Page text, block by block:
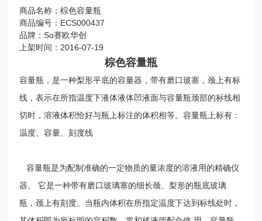
商品名称：棕色容量瓶
商品编号：ECS000437
品牌：So赛欧华创
上架时间：2016-07-19
棕色容量瓶
容量瓶，是一种梨形平底的容量器，带有磨口玻塞，颈上有标
线，表示在所指温度下液体液体凹液面与容量瓶颈部的标线相
切时，溶液体积恰好与瓶上标注的体积相等。容量瓶上标有：
温度、容量、刻度线
容量瓶是为配制准确的一定物质的量浓度的溶液用的精确仪
器。 它是一种带有磨口玻璃塞的细长颈、梨形的瓶底玻璃
瓶，颈上有刻度。当瓶内体积在所指定温度下达到标线处时，